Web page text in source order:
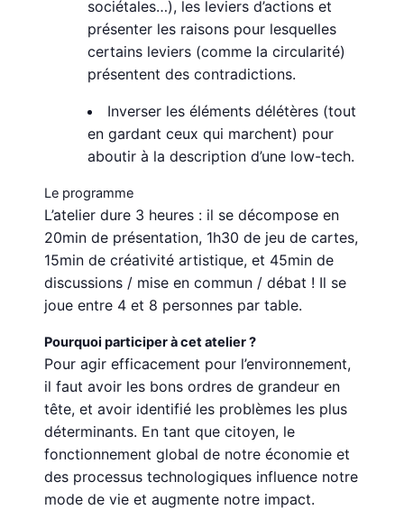
sociétales…), les leviers d’actions et
présenter les raisons pour lesquelles
certains leviers (comme la circularité)
présentent des contradictions.
Inverser les éléments délétères (tout
en gardant ceux qui marchent) pour
aboutir à la description d’une low-tech.
Le programme
L’atelier dure 3 heures : il se décompose en
20min de présentation, 1h30 de jeu de cartes,
15min de créativité artistique, et 45min de
discussions / mise en commun / débat ! Il se
joue entre 4 et 8 personnes par table.
Pourquoi participer à cet atelier ?
Pour agir efficacement pour l’environnement,
il faut avoir les bons ordres de grandeur en
tête, et avoir identifié les problèmes les plus
déterminants. En tant que citoyen, le
fonctionnement global de notre économie et
des processus technologiques influence notre
mode de vie et augmente notre impact.